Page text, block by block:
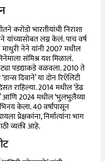
करोडो भारतीयांची निराशा
यांच्यासोबत लग्न केलं. पाच वर्ष
माधुरी नेने यांनी 2007 मधील
संमिश्र यश मिळालं.
पड‌द्याकडे वळवला. 2010 ते
दिवाने’ या दोन रिऍलिटी
राहिल्या. 2014 मधील ‘डेढ
आणि 2024 मधील ‘भुलभुलैय्या
केला. 40 वर्षांपासून
प्रेक्षकांना, निर्मात्यांना भाग
व्यक्ती आहे.